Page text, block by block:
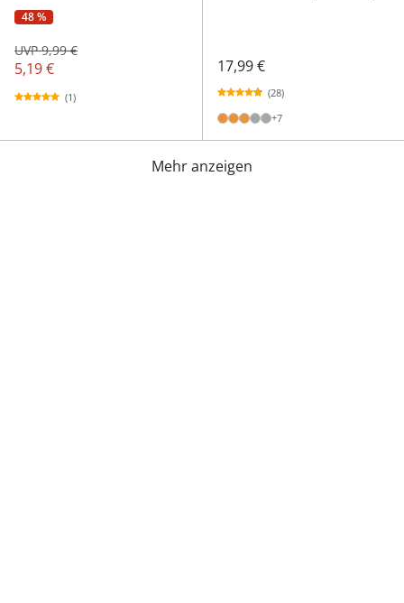
48 %
5,19 €
UVP 9,99 €
(1)
17,99 €
(28)
+7
Mehr anzeigen